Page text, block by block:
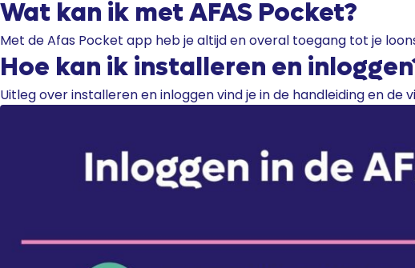
Wat kan ik met AFAS Pocket?
Met de Afas Pocket app heb je altijd en overal toegang tot je
Hoe kan ik installeren en
Uitleg over installeren en inloggen vind je in de handleiding en de